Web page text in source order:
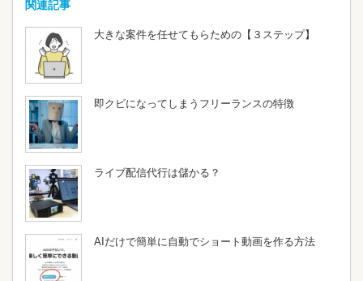
関連記事
大きな案件を任せてもらための【３ステップ】
即クビになってしまうフリーランスの特徴
ライブ配信代行は儲かる？
AIだけで簡単に自動でショート動画を作る方法